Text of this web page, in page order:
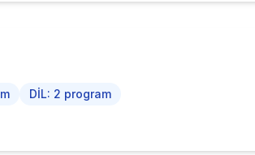
DİL: 2 program